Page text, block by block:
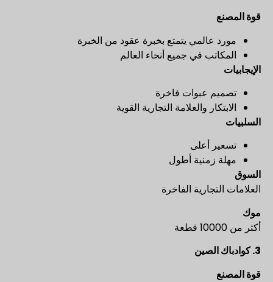
قوة المصنع
مورد عالمي يتمتع بخبرة عقود من الخبرة
المكاتب في جميع أنحاء العالم
الإيجابيات
تصميم عبوات فاخرة
الابتكار والعلامة التجارية القوية
السلبيات
تسعير أعلى
مهلة زمنية أطول
السوق
العلامات التجارية الفاخرة
موك
أكثر من 10000 قطعة
3. كوادباك الصين
قوة المصنع